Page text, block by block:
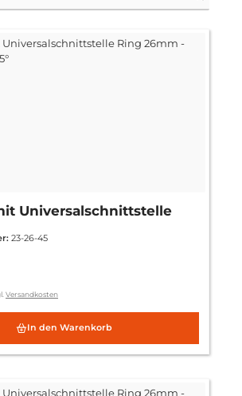
Universalschnittstelle
23-26-45
Versandkosten
In den Warenkorb